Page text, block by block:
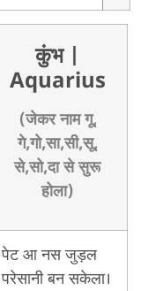
कुंभ
Aquarius
(जेकर नाम गू,
गे,गो,सा,सी,सू,
से,सो,दा से सुरू
होला)
पेट आ नस जुड़ल
परेसानी बन सकेला।